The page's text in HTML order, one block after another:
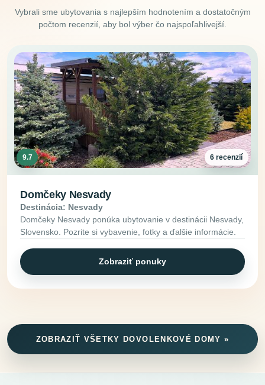
Vybrali sme ubytovania s najlepším hodnotením a dostatočným
počtom recenzií, aby bol výber čo najspoľahlivejší.
9.7 6 recenzií
Domčeky Nesvady
Destinácia: Nesvady
Domčeky Nesvady ponúka ubytovanie v destinácii Nesvady,
Slovensko. Pozrite si vybavenie, fotky a ďalšie informácie.
Zobraziť ponuky
ZOBRAZIŤ VŠETKY DOVOLENKOVÉ DOMY »